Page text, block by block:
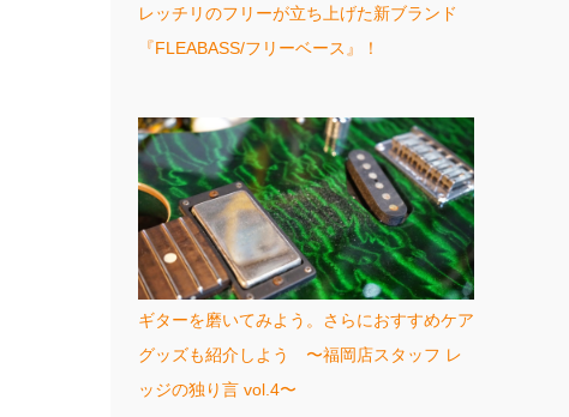
レッチリのフリーが立ち上げた新ブランド
『FLEABASS/フリーベース』！
ギターを磨いてみよう。さらにおすすめケア
グッズも紹介しよう 〜福岡店スタッフ レ
ッジの独り言 vol.4〜